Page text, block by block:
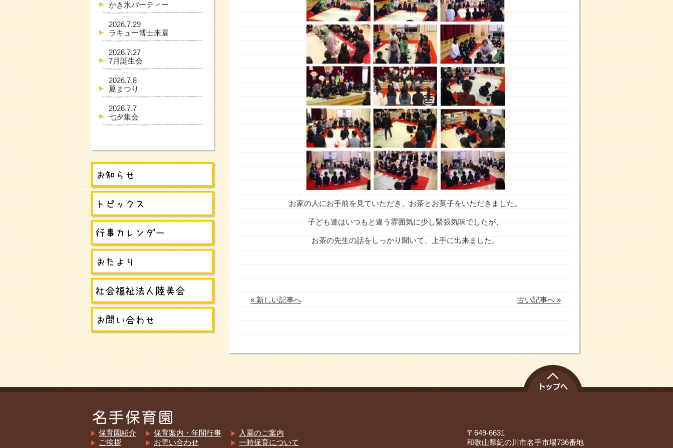
お家の人にお手前を見ていただき、お茶とお菓子をいただきました。
子ども達はいつもと違う雰囲気に少し緊張気味でしたが、
お茶の先生の話をしっかり聞いて、上手に出来ました。
« 新しい記事へ 古い記事へ »
かき氷パーティー
2026.7.29
ラキュー博士来園
2026.7.27
7月誕生会
2026.7.8
夏まつり
2026.7.7
七夕集会
保育園紹介
ご挨拶
保育案内・年間行事
お問い合わせ
入園のご案内
一時保育について
〒649-6631
和歌山県紀の川市名手市場736番地